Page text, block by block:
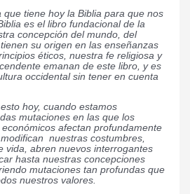
que tiene hoy la Biblia para que nos
es el libro fundacional de la
concepción del mundo, del
su origen en las enseñanzas
éticos, nuestra fe religiosa y
emanan de este libro, y es
occidental sin tener en cuenta
hoy, cuando estamos
mutaciones en las que los
afectan profundamente
nuestras costumbres,
vida, abren nuevos interrogantes
hasta nuestras concepciones
mutaciones tan profundas que
nuestros valores.